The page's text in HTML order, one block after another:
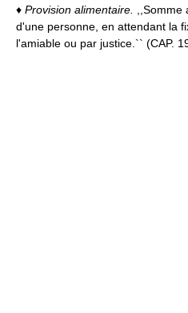
♦ Provision alimentaire.
d'une personne, en attendant la
l'amiable ou par justice.`` (CAP.